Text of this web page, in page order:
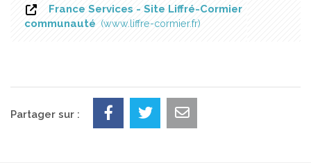
France Services - Site Liffré-Cormier
communauté
www.liffre-cormier.fr
Partager sur :